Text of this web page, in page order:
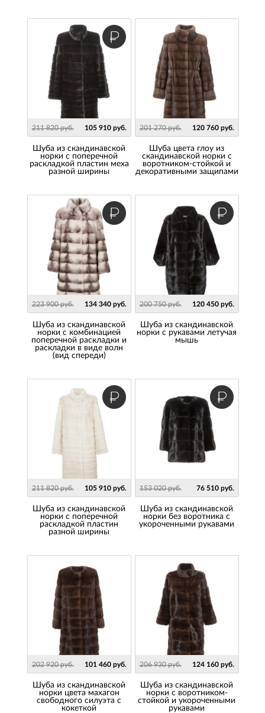
211 820 руб. 105 910 руб.
Шуба из скандинавской
норки с поперечной
раскладкой пластин меха
разной ширины
201 270 руб. 120 760 руб.
Шуба цвета глоу из
скандинавской норки с
воротником-стойкой и
декоративными защипами
223 900 руб. 134 340 руб.
шуба из скандинавской
норки с комбинацией
поперечной раскладки и
раскладки в виде волн
(вид спереди)
200 750 руб. 120 450 руб.
Шуба из скандинавской
норки с рукавами летучая
мышь
211 820 руб. 105 910 руб.
Шуба из скандинавской
норки с поперечной
раскладкой пластин
разной ширины
153 020 руб. 76 510 руб.
Шуба из скандинавской
норки без воротника с
укороченными рукавами
202 920 руб. 101 460 руб.
Шуба из скандинавской
норки цвета махагон
свободного силуэта с
кокеткой
206 930 руб. 124 160 руб.
Шуба из скандинавской
норки с воротником-
стойкой и укороченными
рукавами